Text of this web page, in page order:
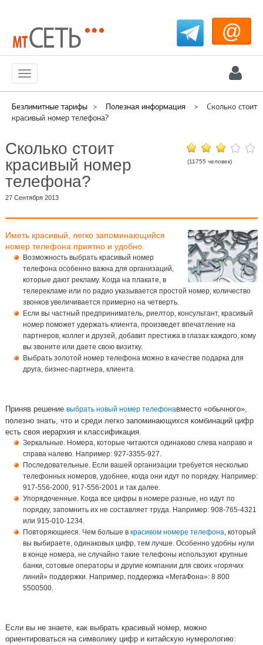
@
Меню
Безлимитные тарифы > Полезная информация >
Сколько стоит
красивый номер телефона?
(11755 человек)
Сколько стоит
красивый номер
телефона?
27 Сентября 2013
Иметь красивый, легко запоминающийся
номер телефона приятно и удобно.
Возможность выбрать красивый номер
телефона особенно важна для организаций,
которые дают рекламу. Когда на плакате, в
телерекламе или по радио указывается простой номер, количество
звонков увеличивается примерно на четверть.
Если вы частный предприниматель, риелтор, консультант, красивый
номер поможет удержать клиента, произведет впечатление на
партнеров, коллег и друзей, добавит престижа в глазах каждого, кому
вы звоните или даете свою визитку.
Выбрать золотой номер телефона можно в качестве подарка для
друга, бизнес-партнера, клиента.
Приняв решение выбрать новый номер телефонавместо «обычного»,
полезно знать, что и среди легко запоминающихся комбинаций цифр
есть своя иерархия и классификация.
Зеркальные. Номера, которые читаются одинаково слева направо и
справа налево. Например: 927-3355-927.
Последовательные. Если вашей организации требуется несколько
телефонных номеров, удобнее, когда они идут по порядку. Например:
917-556-2000, 917-556-2001 и так далее.
Упорядоченные. Когда все цифры в номере разные, но идут по
порядку, запомнить их не составляет труда. Например: 908-765-4321
или 915-010-1234.
Повторяющиеся. Чем больше в красивом номере телефона , который
вы выбираете, одинаковых цифр, тем лучше. Особенно удобны нули
в конце номера, не случайно такие телефоны используют крупные
банки, сотовые операторы и другие компании для своих «горячих
линий» поддержки. Например, поддержка «МегаФона»: 8 800
5500500.
Если вы не знаете, как выбрать красивый номер, можно
ориентироваться на символику цифр и китайскую нумерологию: